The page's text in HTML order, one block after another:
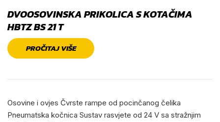
DVOOSOVINSKA PRIKOLICA S KOTAČIMA
HBTZ BS 21 T
PROČITAJ VIŠE
Osovine i ovjes Čvrste rampe od pocinčanog čelika
Pneumatska kočnica Sustav rasvjete od 24 V sa stražnjim